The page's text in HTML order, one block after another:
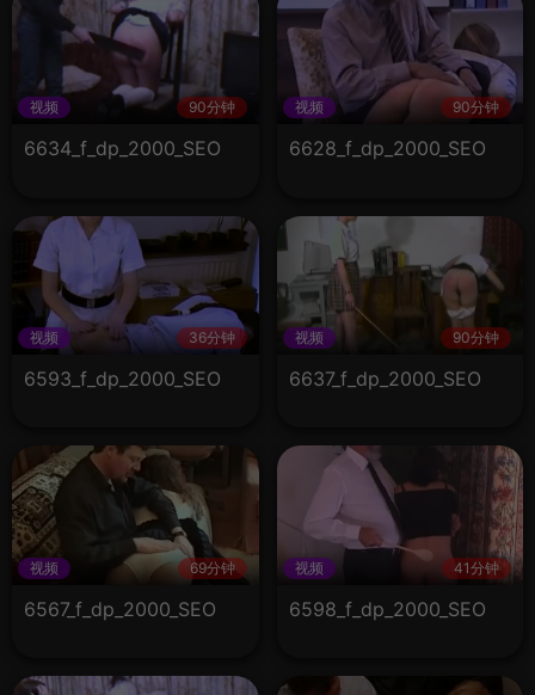
视频 90分钟
6634_f_dp_2000_SEO
视频 90分钟
6628_f_dp_2000_SEO
视频 36分钟
6593_f_dp_2000_SEO
视频 90分钟
6637_f_dp_2000_SEO
视频 69分钟
6567_f_dp_2000_SEO
视频 41分钟
6598_f_dp_2000_SEO